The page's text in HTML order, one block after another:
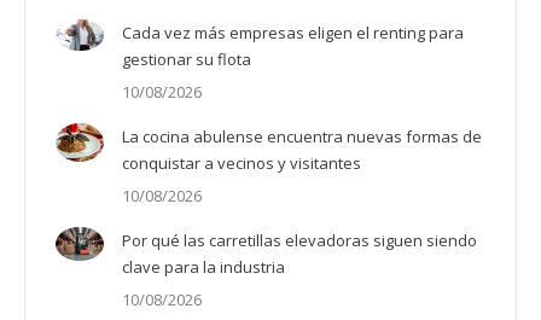
Cada vez más empresas eligen el renting para
gestionar su flota
10/08/2026
La cocina abulense encuentra nuevas formas de
conquistar a vecinos y visitantes
10/08/2026
Por qué las carretillas elevadoras siguen siendo
clave para la industria
10/08/2026